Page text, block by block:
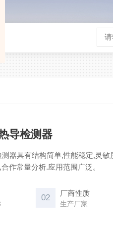
导检测器
器具有结构简单,性能稳定,灵
作常量分析.应用范围广泛。
02 厂商性质
生产厂家